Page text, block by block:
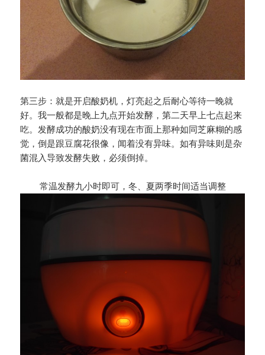
第三步：就是开启酸奶机，灯亮起之后耐心等待一晚就
好。我一般都是晚上九点开始发酵，第二天早上七点起来
吃。发酵成功的酸奶没有现在市面上那种如同芝麻糊的感
觉，倒是跟豆腐花很像，闻着没有异味。如有异味则是杂
菌混入导致发酵失败，必须倒掉。
常温发酵九小时即可，冬、夏两季时间适当调整